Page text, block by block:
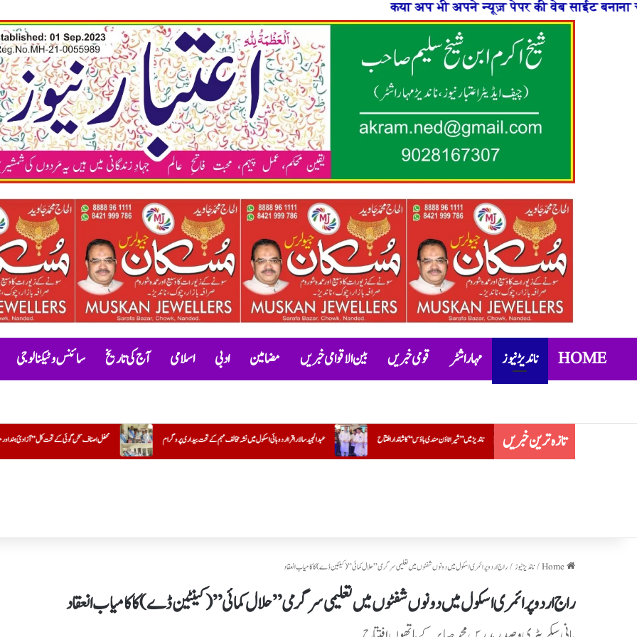
कया अप भी अपने न्यूज़ पेपर की वेब साईट बनाना चाहते है या फिर न्यूज़
HOME ناندیڑ نیوز مہاراشٹر قومی خبریں بین الاقوامی خبریں مضامین ادبی اسلامی آج کی تاریخ سائنس و ٹیکنالوجی
تازہ ترین خبریں محفل اصناف سخن گوئی کے تحت کل ”آزادئ ہند اور حب الوطنی پر مبنی نغمے“پروگرام عبدالمجید سالار اقرا اردو ہائی اسکول میں نشہ مخالف مہم کے تحت بیداری پروگرام ناندیڑ میں ’’شیرا ٹاؤن مندی ہاؤس‘‘ کا شاندار افتتاح
/ناندیڑ نیوز/راج اردو پرائمری اسکول میں دونوں شفٹوں میں تعلیمی سرگرمی” حلال کمائی”(کینٹین ڈے) کا کامیاب انعقاد
راج اردو پرائمری اسکول میں دونوں شفٹوں میں تعلیمی سرگرمی” حلال کمائی”(کینٹین ڈے) کا کامیاب انعقاد